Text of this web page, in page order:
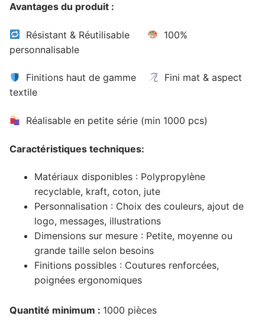
Avantages du produit :
Résistant & Réutilisable
100%
personnalisable
Finitions haut de gamme
Fini mat & aspect
textile
Réalisable en petite série (min 1000 pcs)
Caractéristiques techniques:
Matériaux disponibles : Polypropylène
recyclable, kraft, coton, jute
Personnalisation : Choix des couleurs, ajout de
logo, messages, illustrations
Dimensions sur mesure : Petite, moyenne ou
grande taille selon besoins
Finitions possibles : Coutures renforcées,
poignées ergonomiques
Quantité minimum : 1000 pièces